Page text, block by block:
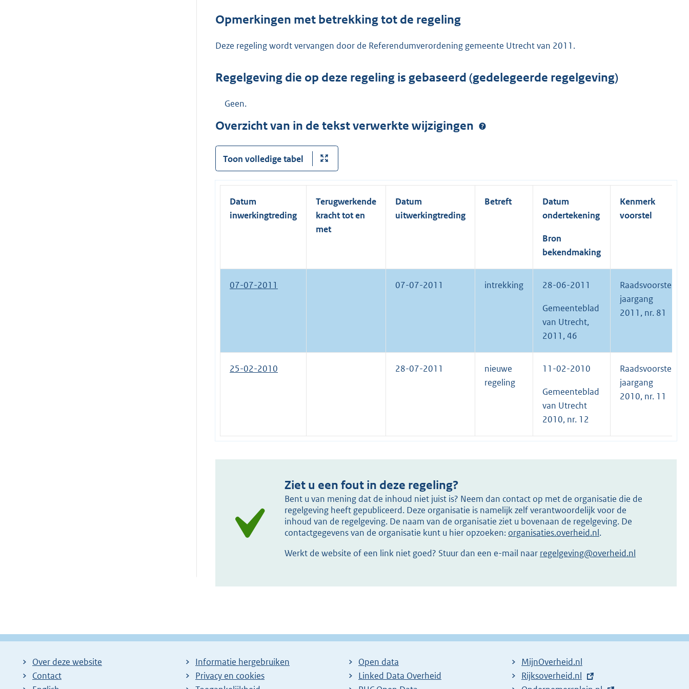
Opmerkingen met betrekking tot de regeling
Deze regeling wordt vervangen door de Referendumverordening gemeente Utrecht van 2011.
Regelgeving die op deze regeling is gebaseerd (gedelegeerde regelgeving)
Geen.
Overzicht van in de tekst verwerkte wijzigingen
Toon volledige tabel
Datum
inwerkingtreding
Terugwerkende
kracht tot en
met
Datum
uitwerkingtreding
Betreft
Datum
ondertekening
Bron
bekendmaking
Kenmerk
voorstel
07-07-2011 07-07-2011 intrekking 28-06-2011
Gemeenteblad
van Utrecht,
2011, 46
Raadsvoorstel
jaargang
2011, nr. 81
25-02-2010 28-07-2011
nieuwe
regeling
11-02-2010
Gemeenteblad
van Utrecht
2010, nr. 12
Raadsvoorstel
jaargang
2010, nr. 11
Ziet u een fout in deze regeling?
Bent u van mening dat de inhoud niet juist is? Neem dan contact op met de organisatie die de
regelgeving heeft gepubliceerd. Deze organisatie is namelijk zelf verantwoordelijk voor de
inhoud van de regelgeving. De naam van de organisatie ziet u bovenaan de regelgeving. De
contactgegevens van de organisatie kunt u hier opzoeken: organisaties.overheid.nl.
Werkt de website of een link niet goed? Stuur dan een e-mail naar regelgeving@overheid.nl
Over deze website
Contact
Informatie hergebruiken
Privacy en cookies
Open data
Linked Data Overheid
MijnOverheid.nl
E
Rijksoverheid.nl